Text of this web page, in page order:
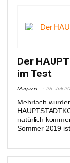
Der
im Test
Magazin 25. Juli
Mehrfach
natürlich
Sommer 2019 ist